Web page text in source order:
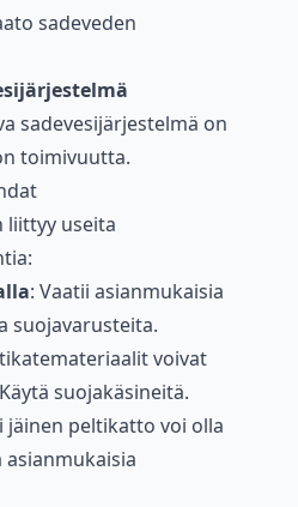
sadeveden
sadevesijärjestelmä on
toimivuutta.
useita
: Vaatii asianmukaisia
suojavarusteita.
voivat
suojakäsineitä.
jäinen peltikatto voi olla